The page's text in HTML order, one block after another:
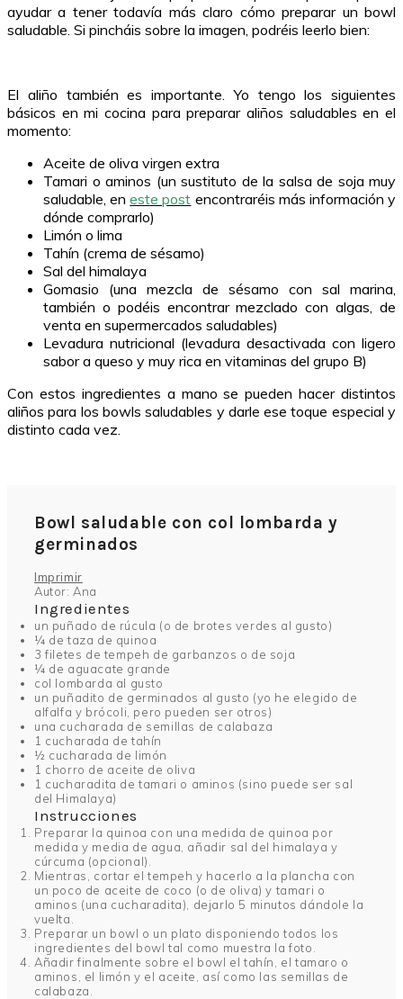
ayudar a tener todavía más claro cómo preparar un bowl
saludable. Si pincháis sobre la imagen, podréis leerlo bien:
El aliño también es importante. Yo tengo los siguientes
básicos en mi cocina para preparar aliños saludables en el
momento:
Aceite de oliva virgen extra
Tamari o aminos (un sustituto de la salsa de soja muy
saludable, eneste post encontraréis más información y
dónde comprarlo)
Limón o lima
Tahín (crema de sésamo)
Sal del himalaya
Gomasio (una mezcla de sésamo con sal marina,
también o podéis encontrar mezclado con algas, de
venta en supermercados saludables)
Levadura nutricional (levadura desactivada con ligero
sabor a queso y muy rica en vitaminas del grupo B)
Con estos ingredientes a mano se pueden hacer distintos
aliños para los bowls saludables y darle ese toque especial y
distinto cada vez.
Bowl saludable con col lombarda y
germinados
Imprimir
Autor: Ana
Ingredientes
un puñado de rúcula (o de brotes verdes al gusto)
¼ de taza de quinoa
3 filetes de tempeh de garbanzos o de soja
¼ de aguacate grande
col lombarda al gusto
un puñadito de germinados al gusto (yo he elegido de
alfalfa y brócoli, pero pueden ser otros)
una cucharada de semillas de calabaza
1 cucharada de tahín
½ cucharada de limón
1 chorro de aceite de oliva
1 cucharadita de tamari o aminos (sino puede ser sal
del Himalaya)
Instrucciones
Preparar la quinoa con una medida de quinoa por
medida y media de agua, añadir sal del himalaya y
cúrcuma (opcional).
Mientras, cortar el tempeh y hacerlo a la plancha con
un poco de aceite de coco (o de oliva) y tamari o
aminos (una cucharadita), dejarlo 5 minutos dándole la
vuelta.
Preparar un bowl o un plato disponiendo todos los
ingredientes del bowl tal como muestra la foto.
Añadir finalmente sobre el bowl el tahín, el tamaro o
aminos, el limón y el aceite, así como las semillas de
calabaza.